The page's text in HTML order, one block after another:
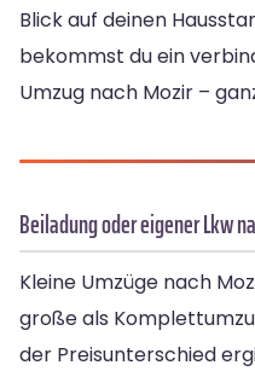
Blick auf deinen
bekommst du ein
Umzug nach Mozir –
Beiladung oder eigener Lkw
Kleine Umzüge nach
große als
der Preisunterschied